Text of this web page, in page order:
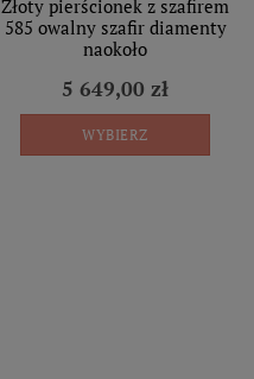
Złoty pierścionek z szafirem
585 owalny szafir diamenty
naokoło
5 649,00 zł
WYBIERZ